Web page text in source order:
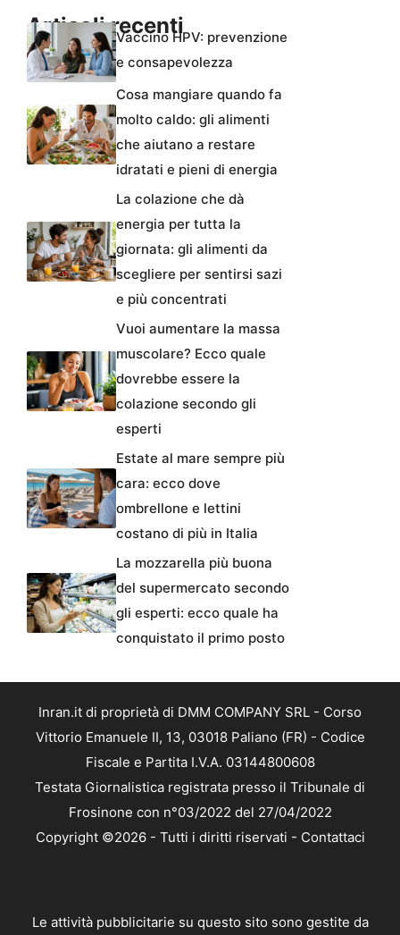
Articoli recentiVaccino HPV: prevenzione
e consapevolezza
Cosa mangiare quando fa
molto caldo: gli alimenti
che aiutano a restare
idratati e pieni di energia
La colazione che dà
energia per tutta la
giornata: gli alimenti da
scegliere per sentirsi sazi
e più concentrati
Vuoi aumentare la massa
muscolare? Ecco quale
dovrebbe essere la
colazione secondo gli
esperti
Estate al mare sempre più
cara: ecco dove
ombrellone e lettini
costano di più in Italia
La mozzarella più buona
del supermercato secondo
gli esperti: ecco quale ha
conquistato il primo posto
Inran.it di proprietà di DMM COMPANY SRL - Corso
Vittorio Emanuele II, 13, 03018 Paliano (FR) - Codice
Fiscale e Partita I.V.A. 03144800608
Testata Giornalistica registrata presso il Tribunale di
Frosinone con n°03/2022 del 27/04/2022
Copyright ©2026 - Tutti i diritti riservati - Contattaci
Le attività pubblicitarie su questo sito sono gestite da